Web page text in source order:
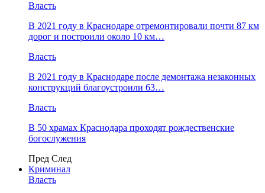
Власть
В 2021 году в Краснодаре отремонтировали почти 87 км
дорог и построили около 10 км…
Власть
В 2021 году в Краснодаре после демонтажа незаконных
конструкций благоустроили 63…
Власть
В 50 храмах Краснодара проходят рождественские
богослужения
Пред След
Криминал
Власть